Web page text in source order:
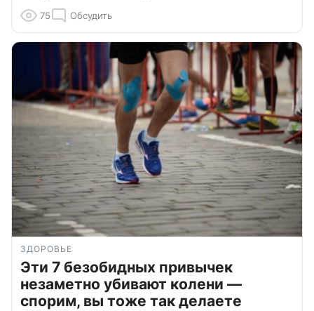
75 Обсудить
ЗДОРОВЬЕ
Эти 7 безобидных привычек
незаметно убивают колени —
спорим, вы тоже так делаете